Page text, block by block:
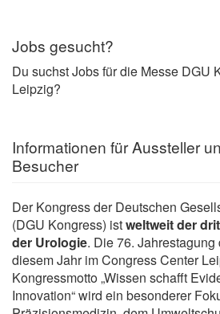
Jobs gesucht?
Du suchst Jobs für die Messe DGU
Leipzig?
Informationen für Aussteller
Besucher
Der Kongress der Deutschen
(DGU Kongress) istweltweit der
der Urologie. Die 76.
diesem Jahr im Congress Center
Kongressmotto „Wissen schafft
Innovation“ wird ein besonderer